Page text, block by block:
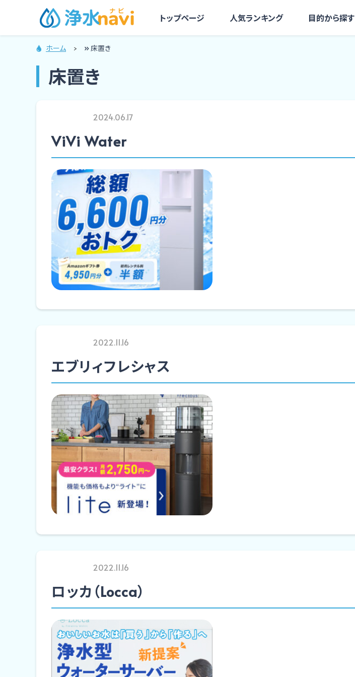
トップページ ⼈気ランキング ⽬的から探す
ホーム »床置き
床置き
2024.06.17
ViVi Water
2022.11.16
エブリィフレシャス
2022.11.16
ロッカ（Locca）